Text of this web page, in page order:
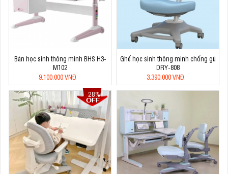
Bàn học sinh thông minh BHS H3-
M102
9.100.000 VNĐ
Ghế học sinh thông minh chống gù
DRY-808
3.390.000 VNĐ
28%